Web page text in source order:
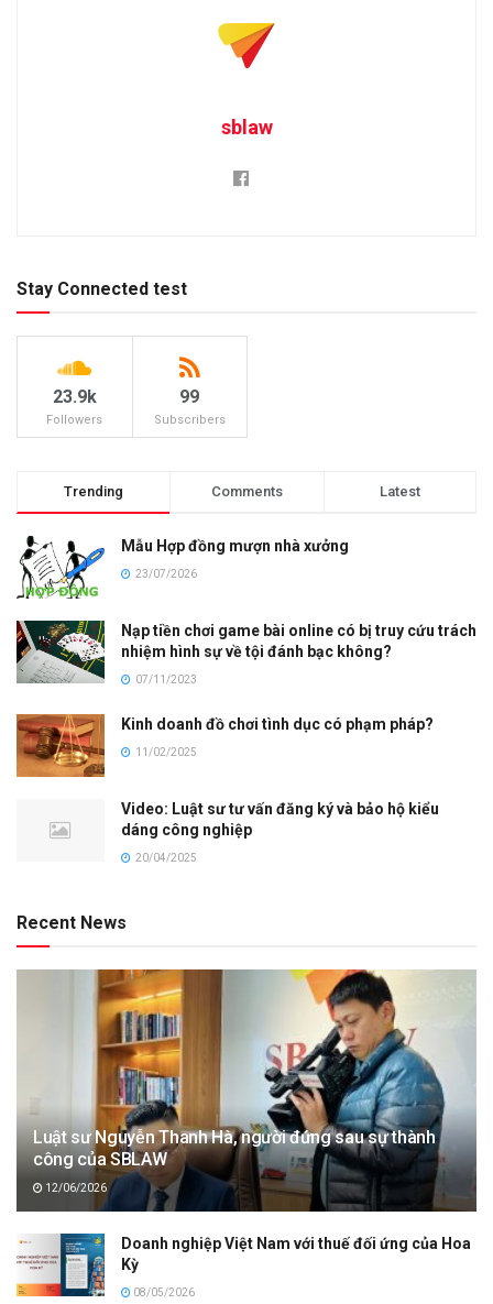
sblaw
Stay Connected test
23.9k
Followers
99
Subscribers
Trending Comments Latest
Mẫu Hợp đồng mượn nhà xưởng
23/07/2026
Nạp tiền chơi game bài online có bị truy cứu trách
nhiệm hình sự về tội đánh bạc không?
07/11/2023
Kinh doanh đồ chơi tình dục có phạm pháp?
11/02/2025
Video: Luật sư tư vấn đăng ký và bảo hộ kiểu
dáng công nghiệp
20/04/2025
Recent News
Luật sư Nguyễn Thanh Hà, người đứng sau sự thành
công của SBLAW
12/06/2026
Doanh nghiệp Việt Nam với thuế đối ứng của Hoa
Kỳ
08/05/2026